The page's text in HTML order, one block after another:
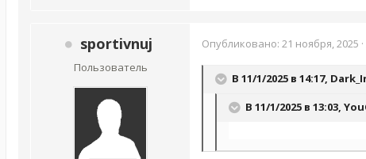
sportivnuj
Пользователь
Опубликовано: 21 ноября, 2025 ·
В 11/1/2025 в 14:17,
В 11/1/2025 в 13:03,